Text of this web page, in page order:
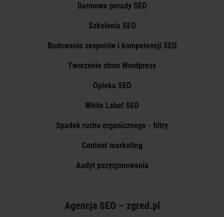
Darmowe porady SEO
Szkolenia SEO
Budowanie zespołów i kompetencji SEO
Tworzenie stron Wordpress
Opieka SEO
White Label SEO
Spadek ruchu organicznego - filtry
Content marketing
Audyt pozycjonowania
Agencja SEO – zgred.pl